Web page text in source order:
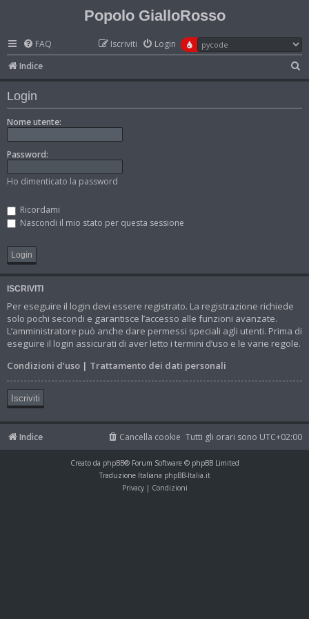
Popolo GialloRosso
FAQ Login
Iscriviti
Indice
e
Login
Nome utente:
Password:
Ho dimenticato la password
Ricordami
Nascondi il mio stato per questa sessione
ISCRIVITI
Per eseguire il login devi essere registrato. La registrazione richiede
solo pochi secondi e garantisce l’accesso alle funzioni avanzate.
L’amministratore può anche dare permessi speciali agli utenti. Prima di
eseguire il login assicurati di aver letto i termini d’uso e le varie regole.
Condizioni d’uso | Trattamento dei dati personali
Iscriviti
Indice Tutti gli orari sono UTC+02:00
Cancella cookie
Creato da phpBB® Forum Software © phpBB Limited
Traduzione Italiana phpBB-Italia.it
Privacy| Condizioni